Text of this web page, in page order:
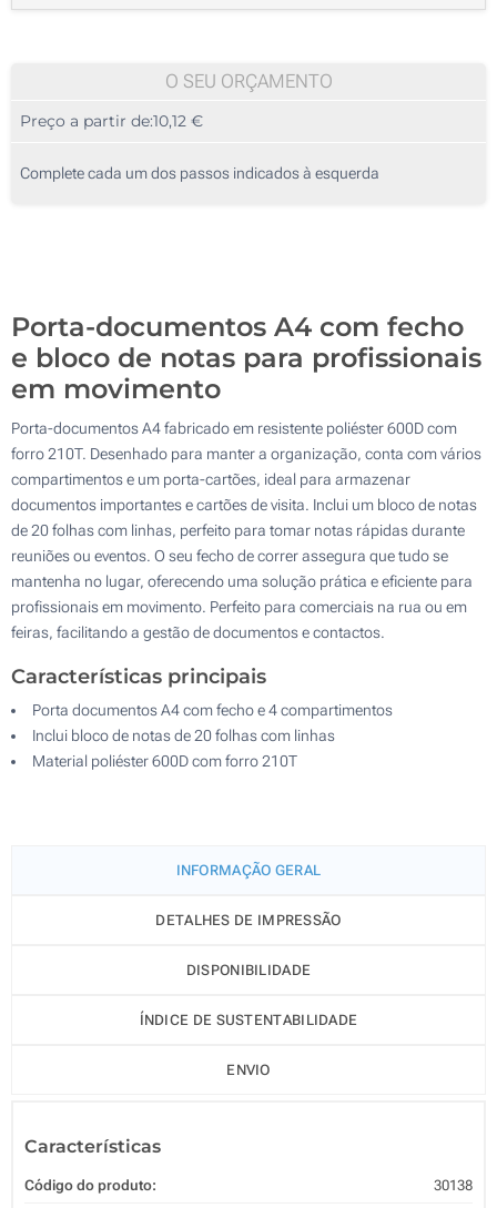
10
25
O SEU ORÇAMENTO
Preço a partir de:10,12 €
Complete cada um dos passos indicados à esquerda
Porta-documentos A4 com fecho
e bloco de notas para profissionais
em movimento
Porta-documentos A4 fabricado em resistente poliéster 600D com
forro 210T. Desenhado para manter a organização, conta com vários
compartimentos e um porta-cartões, ideal para armazenar
documentos importantes e cartões de visita. Inclui um bloco de notas
de 20 folhas com linhas, perfeito para tomar notas rápidas durante
reuniões ou eventos. O seu fecho de correr assegura que tudo se
mantenha no lugar, oferecendo uma solução prática e eficiente para
profissionais em movimento. Perfeito para comerciais na rua ou em
feiras, facilitando a gestão de documentos e contactos.
Características principais
Porta documentos A4 com fecho e 4 compartimentos
Inclui bloco de notas de 20 folhas com linhas
Material poliéster 600D com forro 210T
INFORMAÇÃO GERAL
DETALHES DE IMPRESSÃO
DISPONIBILIDADE
ÍNDICE DE SUSTENTABILIDADE
ENVIO
Características
Código do produto: 30138